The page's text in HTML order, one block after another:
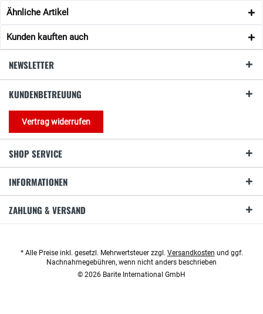
Ähnliche Artikel
Kunden kauften auch
NEWSLETTER
KUNDENBETREUUNG
Vertrag widerrufen
SHOP SERVICE
INFORMATIONEN
ZAHLUNG & VERSAND
* Alle Preise inkl. gesetzl. Mehrwertsteuer zzgl. Versandkosten und ggf.
Nachnahmegebühren, wenn nicht anders beschrieben
© 2026 Barite International GmbH